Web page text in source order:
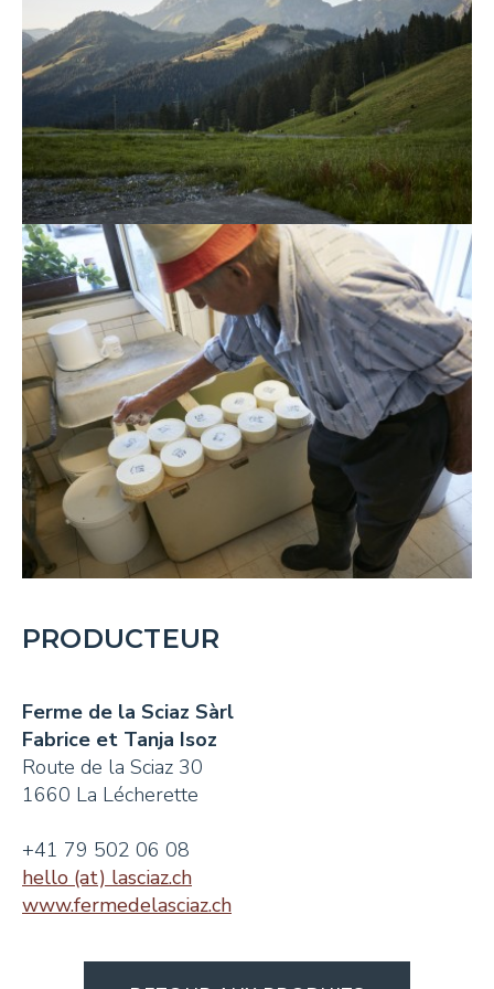
PRODUCTEUR
Ferme de la Sciaz Sàrl
Fabrice et Tanja Isoz
Route de la Sciaz 30
1660 La Lécherette
+41 79 502 06 08
hello (at) lasciaz.ch
www.fermedelasciaz.ch